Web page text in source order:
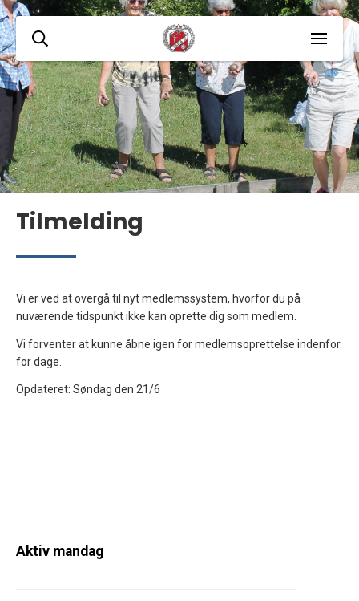
Tilmelding
Vi er ved at overgå til nyt medlemssystem, hvorfor du på
nuværende tidspunkt ikke kan oprette dig som medlem.
Vi forventer at kunne åbne igen for medlemsoprettelse indenfor
for dage.
Opdateret: Søndag den 21/6
Aktiv mandag